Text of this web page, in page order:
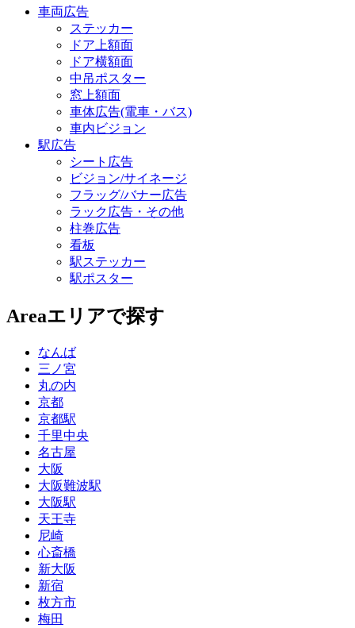
車両広告
ステッカー
ドア上額面
ドア横額面
中吊ポスター
窓上額面
車体広告(電車・バス)
車内ビジョン
駅広告
シート広告
ビジョン/サイネージ
フラッグ/バナー広告
ラック広告・その他
柱巻広告
看板
駅ステッカー
駅ポスター
Areaエリアで探す
なんば
三ノ宮
丸の内
京都
京都駅
千里中央
名古屋
大阪
大阪難波駅
大阪駅
天王寺
尼崎
心斎橋
新大阪
新宿
枚方市
梅田